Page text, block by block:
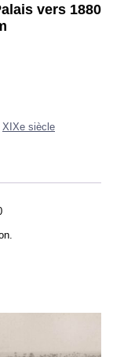
vers 1880
XIXe siècle